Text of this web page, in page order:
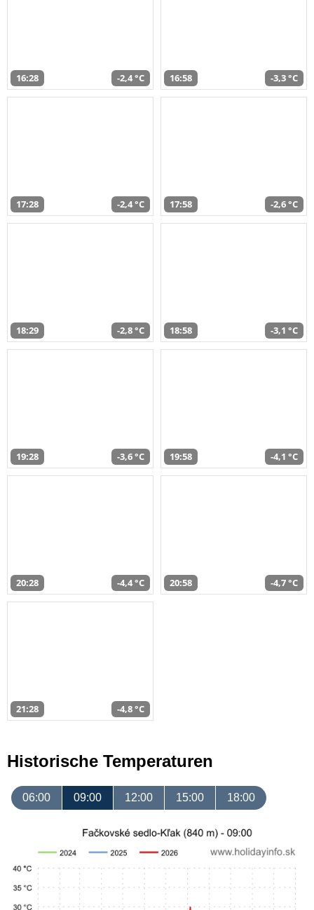
16:28 -2,4 °C 16:58 -3,3 °C
17:28 -2,4 °C 17:58 -2,6 °C
18:29 -2,8 °C 18:58 -3,1 °C
19:28 -3,6 °C 19:58 -4,1 °C
20:28 -4,4 °C 20:58 -4,7 °C
21:28 -4,8 °C
Historische Temperaturen
06:00 09:00 12:00 15:00 18:00